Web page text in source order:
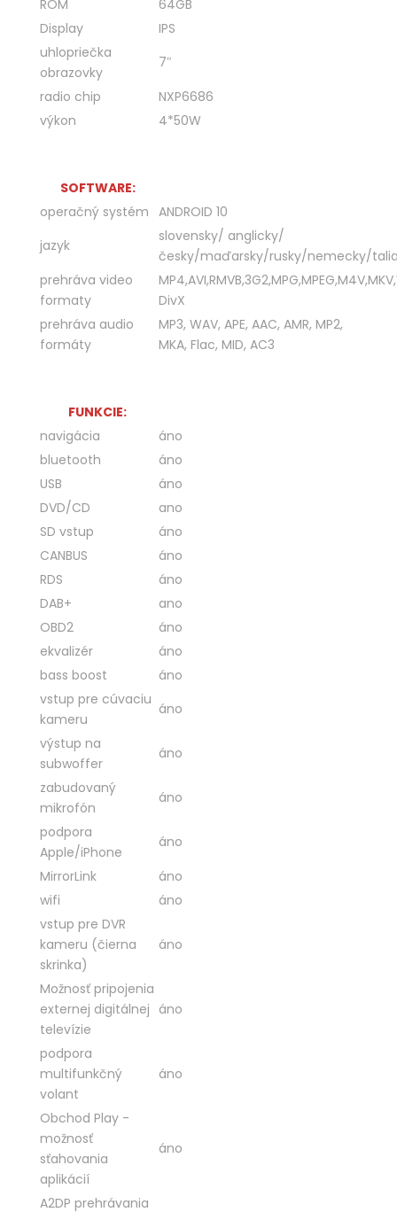
ROM
64GB
Display
IPS
uhlopriečka
obrazovky
7″
radio chip
NXP6686
výkon
4*50W
SOFTWARE:
operačný systém ANDROID 10
jazyk
slovensky/ anglicky/
česky/maďarsky/rusky/nemecky/
prehráva video
formaty
DivX
prehráva audio
formáty
MP3, WAV, APE, AAC, AMR, MP2,
MKA, Flac, MID, AC3
FUNKCIE:
navigácia
áno
bluetooth
áno
USB
áno
DVD/CD
ano
SD vstup
áno
CANBUS
áno
RDS
áno
DAB+
ano
OBD2
áno
ekvalizér
áno
bass boost
áno
vstup pre cúvaciu
kameru
áno
výstup na
subwoffer
áno
zabudovaný
mikrofón
áno
podpora
Apple/iPhone
áno
MirrorLink
áno
wifi
áno
vstup pre DVR
kameru (čierna
skrinka)
áno
Možnosť pripojenia
externej digitálnej
televízie
áno
podpora
multifunkčný
volant
áno
Obchod Play -
možnosť
sťahovania
aplikácií
áno
A2DP prehrávania